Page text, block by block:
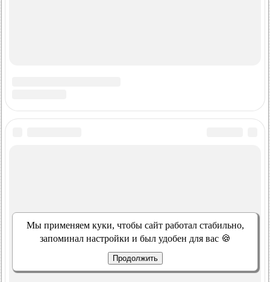
Мы применяем куки, чтобы сайт работал стабильно,
запоминал настройки и был удобен для вас 🍪
Продолжить